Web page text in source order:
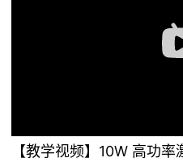
【教学视频】10W 高功